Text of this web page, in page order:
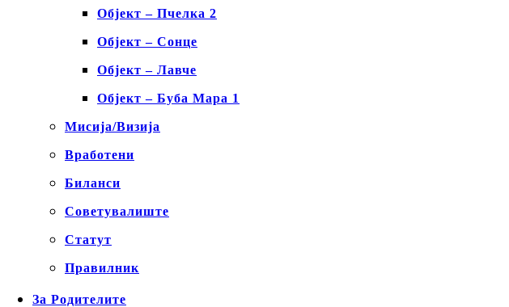
Објект – Пчелка 2
Објект – Сонце
Објект – Лавче
Објект – Буба Мара 1
Мисија/Визија
Вработени
Биланси
Советувалиште
Статут
Правилник
За Родителите